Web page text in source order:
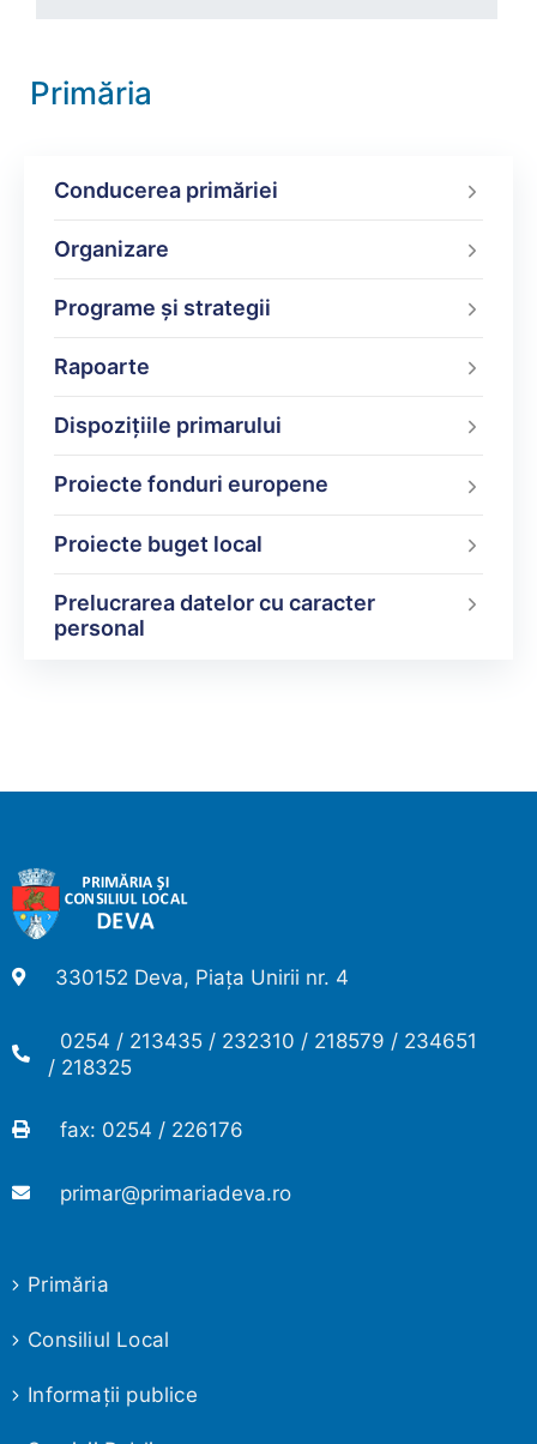
Primăria
Conducerea primăriei
Organizare
Programe şi strategii
Rapoarte
Dispoziţiile primarului
Proiecte fonduri europene
Proiecte buget local
Prelucrarea datelor cu caracter
personal
330152 Deva, Piața Unirii nr. 4
0254 / 213435 / 232310 / 218579 / 234651
/ 218325
fax: 0254 / 226176
primar@primariadeva.ro
Primăria
Consiliul Local
Informaţii publice